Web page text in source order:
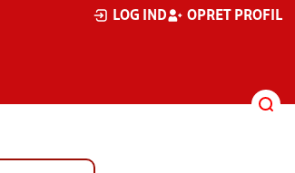
LOG IND OPRET PROFIL